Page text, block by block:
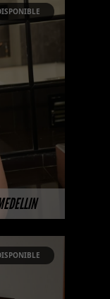
tienen
web
su